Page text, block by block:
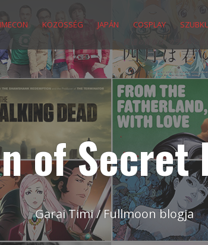
KÖZÖSSÉG JAPÁN COSPLAY
of Secret
Garai Timi / Fullmoon blogja